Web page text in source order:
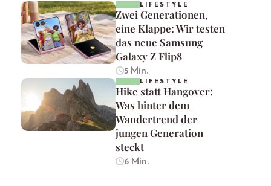
LIFESTYLE
Zwei Generationen,
eine Klappe: Wir testen
das neue Samsung
Galaxy Z Flip8
5 Min.
LIFESTYLE
Hike statt Hangover:
Was hinter dem
Wandertrend der
jungen Generation
steckt
6 Min.